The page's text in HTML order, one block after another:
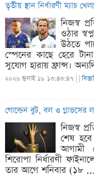
তৃতীয় স্থান নির্ধারণী ম্যাচ
নিজস্ব
ওঠার
উঠতে
স্পেনের কাছে হেরে
সুযোগ হারায় ফ্রান্স।
২০২৬ জুলাই ১৮ ১৩:৪৩:৪৭ | |
গোল্ডেন বুট, বল ও গ্লাভসের
নিজস্ব
শেষ
আগামী
শিরোপা নির্ধারণী
তার আগে শনিবার (১৮ ...